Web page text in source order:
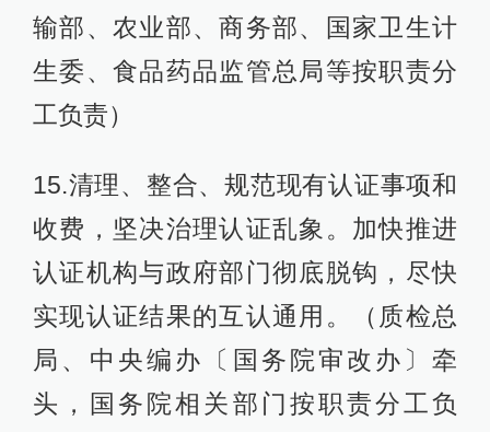
输部、农业部、商务部、国家卫生计
生委、食品药品监管总局等按职责分
工负责）
15.清理、整合、规范现有认证事项和
收费，坚决治理认证乱象。加快推进
认证机构与政府部门彻底脱钩，尽快
实现认证结果的互认通用。（质检总
局、中央编办〔国务院审改办〕牵
头，国务院相关部门按职责分工负